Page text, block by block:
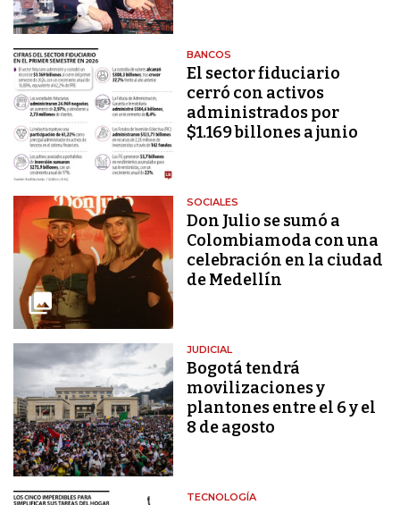
BANCOS
El sector fiduciario
cerró con activos
administrados por
$1.169 billones a junio
SOCIALES
Don Julio se sumó a
Colombiamoda con una
celebración en la ciudad
de Medellín
JUDICIAL
Bogotá tendrá
movilizaciones y
plantones entre el 6 y el
8 de agosto
TECNOLOGÍA